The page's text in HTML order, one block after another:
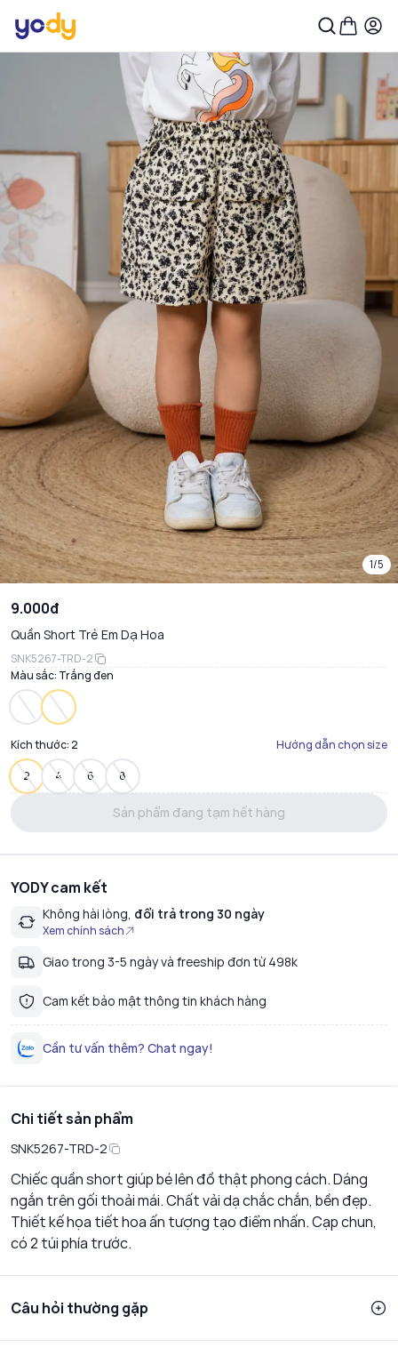
1/5
9.000đ
Quần Short Trẻ Em Dạ Hoa
SNK5267-TRD-2
Màu sắc: Trắng đen
Kích thước:2 Hướng dẫn chọn size
2 4 6 8
Sản phẩm đang tạm hết hàng
YODY cam kết
Không hài lòng, đổi trả trong 30 ngày
Xem chính sách
Giao trong 3-5 ngày và freeship đơn từ 498k
Cam kết bảo mật thông tin khách hàng
Cần tư vấn thêm? Chat ngay!
Chi tiết sản phẩm
SNK5267-TRD-2
Chiếc quần short giúp bé lên đồ thật phong cách. Dáng
ngắn trên gối thoải mái. Chất vải dạ chắc chắn, bền đẹp.
Thiết kế họa tiết hoa ấn tượng tạo điểm nhấn. Cạp chun,
có 2 túi phía trước.
Câu hỏi thường gặp